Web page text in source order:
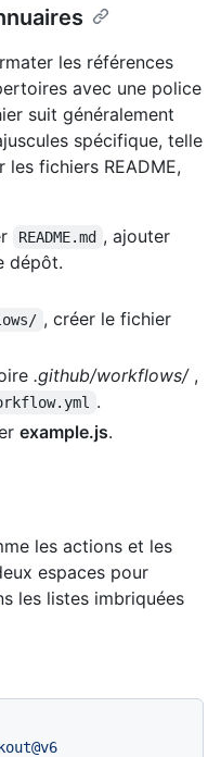
les références
avec une police
suit généralement
spécifique, telle
fichiers README,
README.md , ajouter
dépôt.
, créer le fichier
.github/workflows/,
.
example.js.
les actions et les
espaces pour
les listes imbriquées